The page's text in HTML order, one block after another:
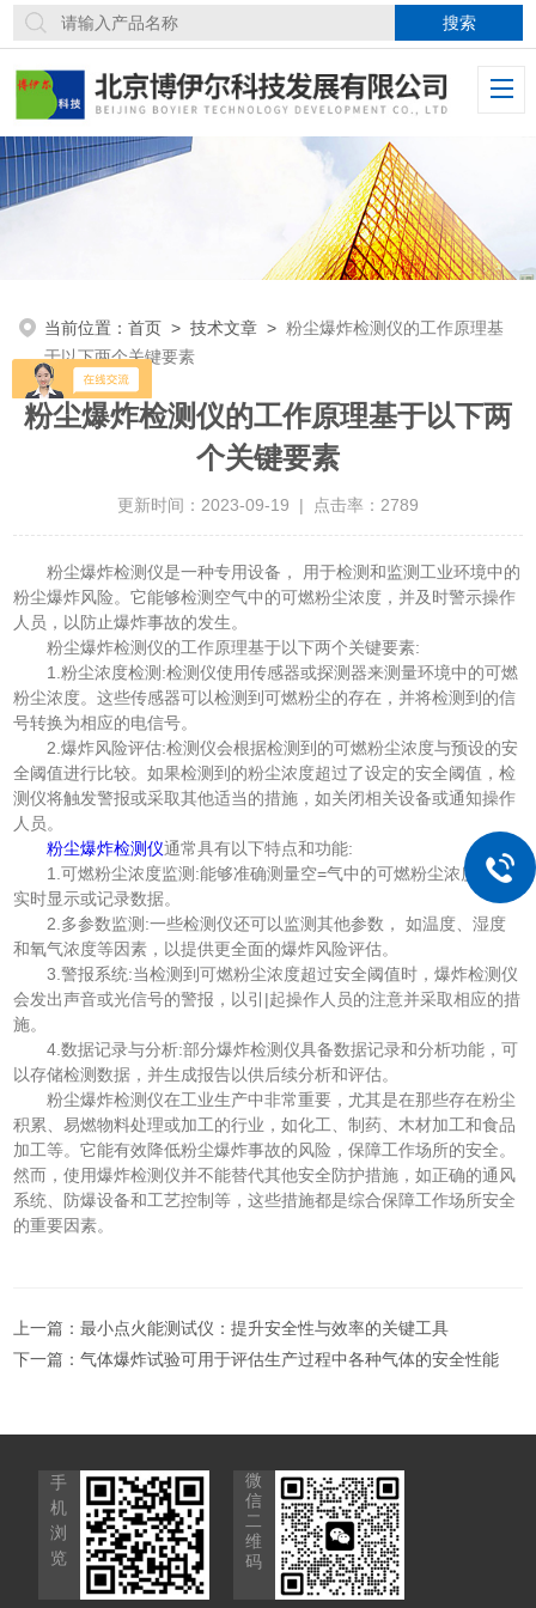
当前位置：首页 >技术文章 >粉尘爆炸检测仪的工作原理基
于以下两个关键要素
粉尘爆炸检测仪的工作原理基于以下两
个关键要素
更新时间：2023-09-19 | 点击率：2789
粉尘爆炸检测仪是一种专用设备， 用于检测和监测工业环境中的
粉尘爆炸风险。它能够检测空气中的可燃粉尘浓度，并及时警示操作
人员，以防止爆炸事故的发生。
粉尘爆炸检测仪的工作原理基于以下两个关键要素:
1.粉尘浓度检测:检测仪使用传感器或探测器来测量环境中的可燃
粉尘浓度。这些传感器可以检测到可燃粉尘的存在，并将检测到的信
号转换为相应的电信号。
2.爆炸风险评估:检测仪会根据检测到的可燃粉尘浓度与预设的安
全阈值进行比较。如果检测到的粉尘浓度超过了设定的安全阈值，检
测仪将触发警报或采取其他适当的措施，如关闭相关设备或通知操作
人员。
粉尘爆炸检测仪通常具有以下特点和功能:
1.可燃粉尘浓度监测:能够准确测量空=气中的可燃粉尘浓度，并
实时显示或记录数据。
2.多参数监测:一些检测仪还可以监测其他参数， 如温度、湿度
和氧气浓度等因素，以提供更全面的爆炸风险评估。
3.警报系统:当检测到可燃粉尘浓度超过安全阈值时，爆炸检测仪
会发出声音或光信号的警报，以引|起操作人员的注意并采取相应的措
施。
4.数据记录与分析:部分爆炸检测仪具备数据记录和分析功能，可
以存储检测数据，并生成报告以供后续分析和评估。
粉尘爆炸检测仪在工业生产中非常重要，尤其是在那些存在粉尘
积累、易燃物料处理或加工的行业，如化工、制药、木材加工和食品
加工等。它能有效降低粉尘爆炸事故的风险，保障工作场所的安全。
然而，使用爆炸检测仪并不能替代其他安全防护措施，如正确的通风
系统、防爆设备和工艺控制等，这些措施都是综合保障工作场所安全
的重要因素。
上一篇：最小点火能测试仪：提升安全性与效率的关键工具
下一篇：气体爆炸试验可用于评估生产过程中各种气体的安全性能
手
机
浏
览
微
信
二
维
码